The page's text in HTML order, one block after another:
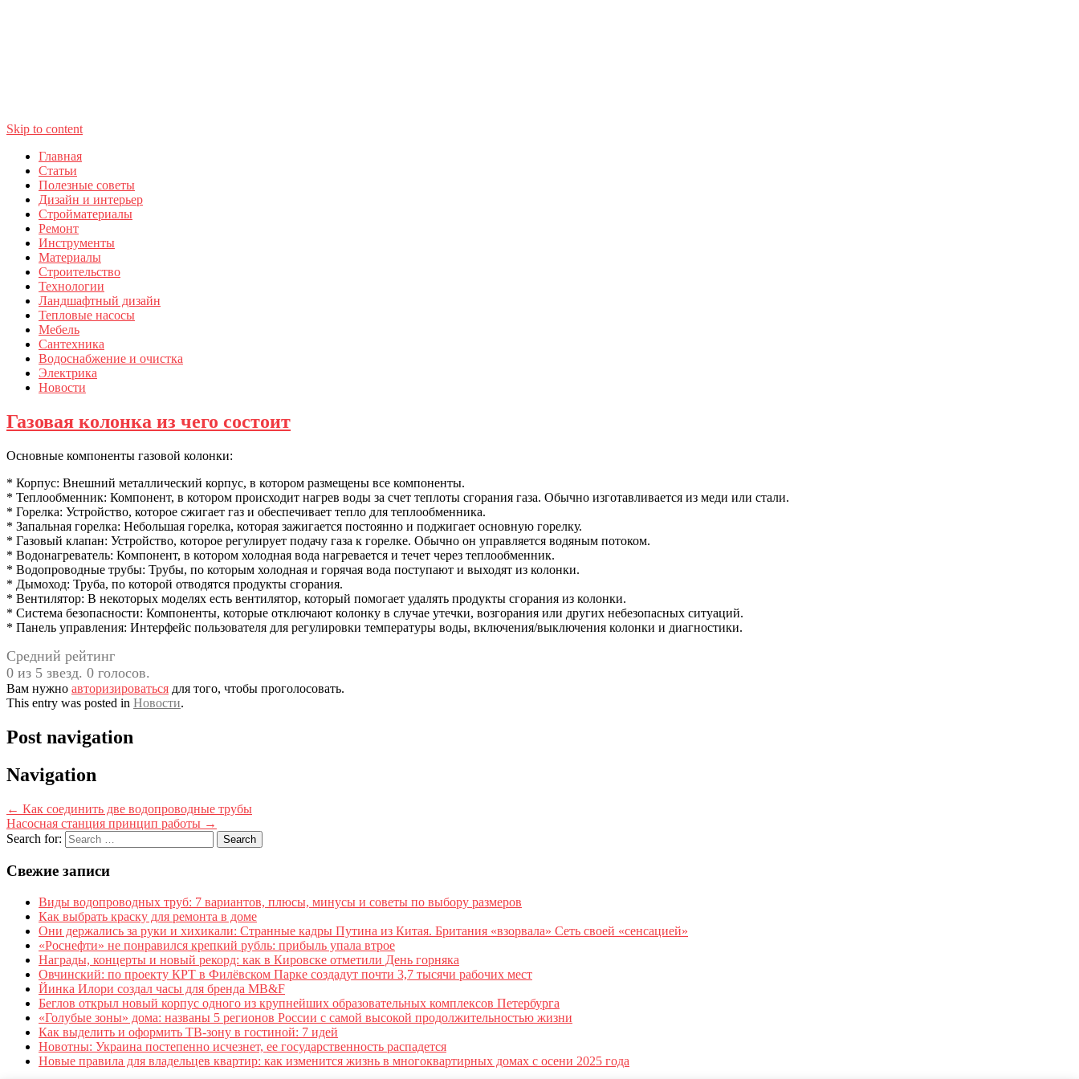
Skip to content
Главная
Статьи
Полезные советы
Дизайн и интерьер
Стройматериалы
Ремонт
Инструменты
Материалы
Строительство
Технологии
Ландшафтный дизайн
Тепловые насосы
Мебель
Сантехника
Водоснабжение и очистка
Электрика
Новости
Газовая колонка из чего состоит
Основные компоненты газовой колонки:
* Корпус: Внешний металлический корпус, в котором размещены все компоненты.
* Теплообменник: Компонент, в котором происходит нагрев воды за счет теплоты сгорания газа. Обычно изготавливается из меди или стали.
* Горелка: Устройство, которое сжигает газ и обеспечивает тепло для теплообменника.
* Запальная горелка: Небольшая горелка, которая зажигается постоянно и поджигает основную горелку.
* Газовый клапан: Устройство, которое регулирует подачу газа к горелке. Обычно он управляется водяным потоком.
* Водонагреватель: Компонент, в котором холодная вода нагревается и течет через теплообменник.
* Водопроводные трубы: Трубы, по которым холодная и горячая вода поступают и выходят из колонки.
* Дымоход: Труба, по которой отводятся продукты сгорания.
* Вентилятор: В некоторых моделях есть вентилятор, который помогает удалять продукты сгорания из колонки.
* Система безопасности: Компоненты, которые отключают колонку в случае утечки, возгорания или других небезопасных ситуаций.
* Панель управления: Интерфейс пользователя для регулировки температуры воды, включения/выключения колонки и диагностики.
Средний рейтинг
0 из 5 звезд. 0 голосов.
Вам нужно авторизироваться для того, чтобы проголосовать.
This entry was posted in Новости.
Post navigation
Navigation
← Как соединить две водопроводные трубы
Насосная станция принцип работы →
Search for:
Свежие записи
Виды водопроводных труб: 7 вариантов, плюсы, минусы и советы по выбору размеров
Как выбрать краску для ремонта в доме
Они держались за руки и хихикали: Странные кадры Путина из Китая. Британия «взорвала» Сеть своей «сенсацией»
«Роснефти» не понравился крепкий рубль: прибыль упала втрое
Награды, концерты и новый рекорд: как в Кировске отметили День горняка
Овчинский: по проекту КРТ в Филёвском Парке создадут почти 3,7 тысячи рабочих мест
Йинка Илори создал часы для бренда MB&F
Беглов открыл новый корпус одного из крупнейших образовательных комплексов Петербурга
«Голубые зоны» дома: названы 5 регионов России с самой высокой продолжительностью жизни
Как выделить и оформить ТВ-зону в гостиной: 7 идей
Новотны: Украина постепенно исчезнет, ее государственность распадется
Новые правила для владельцев квартир: как изменится жизнь в многоквартирных домах с осени 2025 года